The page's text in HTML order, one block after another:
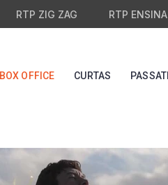
RTP ZIG ZAG RTP ENSINA
BOX OFFICE CURTAS